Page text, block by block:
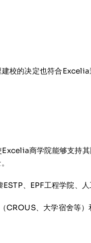
校的决定也符合
商学院能够支持
、EPF工程学院、
、大学宿舍等）